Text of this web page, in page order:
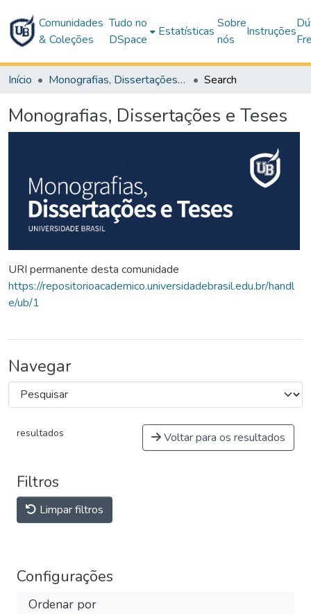
Comunidades
& Coleções
Tudo no
DSpace
Estatísticas
Sobre
nós
Instruções
Início Monografias, Dissertações e Teses Search
Monografias, Dissertações e Teses
URI permanente desta comunidade
https://repositorioacademico.universidadebrasil.edu.br/handl
e/ub/1
Navegar
resultados Voltar para os resultados
Filtros
Limpar filtros
Configurações
Ordenar por